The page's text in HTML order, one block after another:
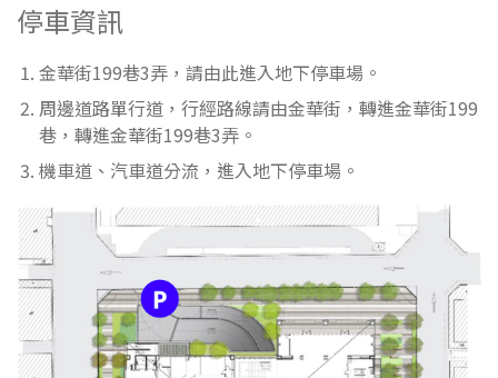
停車資訊
金華街199巷3弄，請由此進入地下停車場。
周邊道路單行道，行經路線請由金華街，轉進金華街199
巷，轉進金華街199巷3弄。
機車道、汽車道分流，進入地下停車場。